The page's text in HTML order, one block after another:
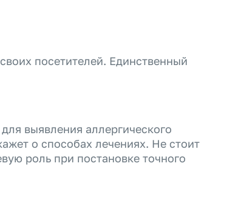
посетителей. Единственный
выявления аллергического
о способах лечениях. Не стоит
роль при постановке точного